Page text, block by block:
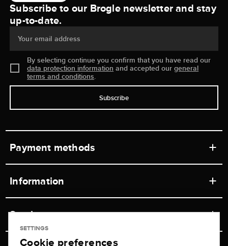
Subscribe to our Brogle newsletter and stay
up-to-date.
Your email address
By selecting continue you confirm that you have read our
data protection information and accepted ourgeneral
terms and conditions.
Subscribe
Payment methods
Information
Retail store
Service
Contact
SETTINGS
Cookie preferences